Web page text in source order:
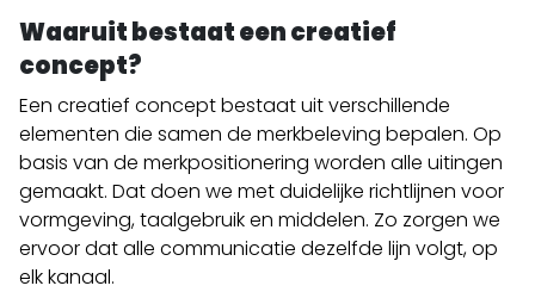
Waaruit bestaat een creatief
concept?
Een creatief concept bestaat uit verschillende
elementen die samen de merkbeleving bepalen. Op
basis van de merkpositionering worden alle uitingen
gemaakt. Dat doen we met duidelijke richtlijnen voor
vormgeving, taalgebruik en middelen. Zo zorgen we
ervoor dat alle communicatie dezelfde lijn volgt, op
elk kanaal.